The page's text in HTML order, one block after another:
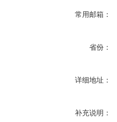
常用邮箱：
省份：
详细地址：
补充说明：